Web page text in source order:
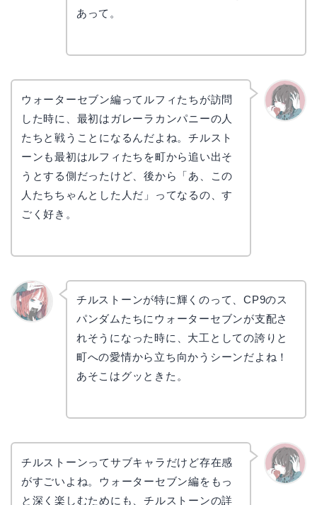
あって。
ウォーターセブン編ってルフィたちが訪問
した時に、最初はガレーラカンパニーの人
たちと戦うことになるんだよね。チルスト
ーンも最初はルフィたちを町から追い出そ
うとする側だったけど、後から「あ、この
人たちちゃんとした人だ」ってなるの、す
ごく好き。
チルストーンが特に輝くのって、CP9のス
パンダムたちにウォーターセブンが支配さ
れそうになった時に、大工としての誇りと
町への愛情から立ち向かうシーンだよね！
あそこはグッときた。
チルストーンってサブキャラだけど存在感
がすごいよね。ウォーターセブン編をもっ
と深く楽しむためにも、チルストーンの詳